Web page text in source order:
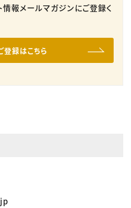
報メールマガジンにご登録く
登録はこちら